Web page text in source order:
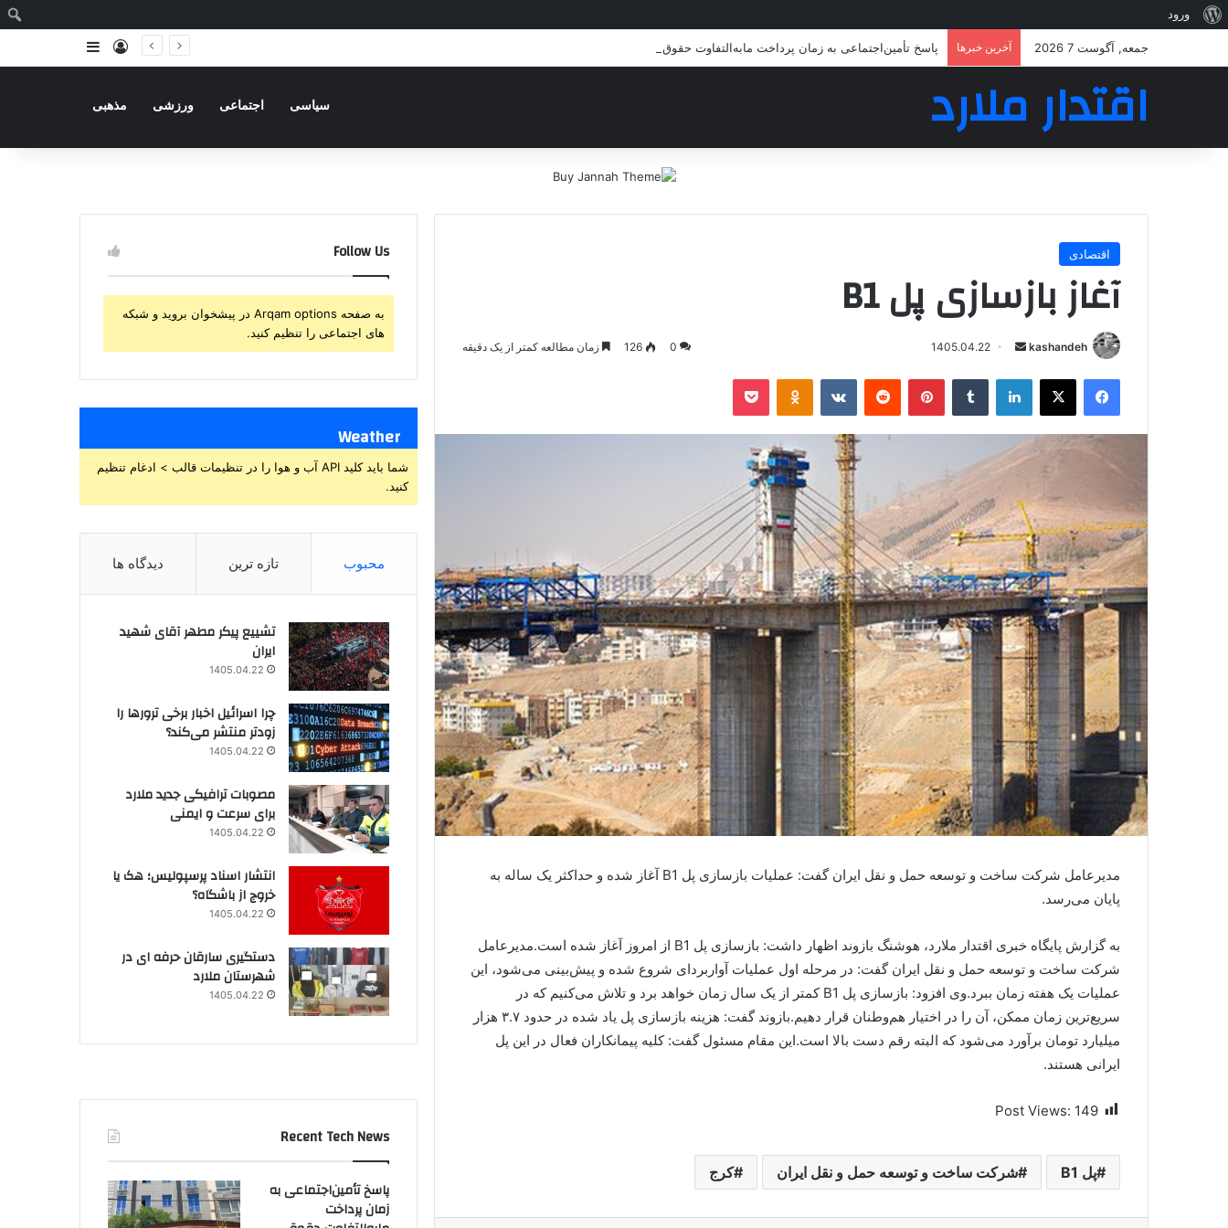
درباره
ورود
جمعه, آگوست 7 2026 آخرین خبرها پاسخ تأمین‌اجتماعی به زمان پرداخت مابه‌التفاوت حقوق بازنشستگان ورودسایدبار
اقتدار ملارد سیاسی اجتماعی ورزشی مذهبی
اقتصادی
آغاز بازسازی پل B1
kashandeh
ارسال
ایمیل
1405.04.22
0
126 زمان مطالعه کمتر از یک دقیقه
فیسبوکایکس لینکداین تامبلر پینتریستReddit
VKontakte
Odnoklassniki
پاکت
مدیرعامل شرکت ساخت و توسعه حمل و نقل ایران گفت: عملیات بازسازی پل B1 آغاز شده و حداکثر یک ساله به
پایان می‌رسد.
به گزارش پایگاه خبری اقتدار ملارد، هوشنگ بازوند اظهار داشت: بازسازی پل B1 از امروز آغاز شده است.مدیرعامل
شرکت ساخت و توسعه حمل و نقل ایران گفت: در مرحله اول عملیات آواربردای شروع شده و پیش‌بینی می‌شود، این
عملیات یک هفته زمان ببرد.وی افزود: بازسازی پل B1 کمتر از یک سال زمان خواهد برد و تلاش می‌کنیم که در
سریع‌ترین زمان ممکن، آن را در اختیار هم‌وطنان قرار دهیم.بازوند گفت: هزینه بازسازی پل یاد شده در حدود ۳.۷ هزار
میلیارد تومان برآورد می‌شود که البته رقم دست بالا است.این مقام مسئول گفت: کلیه پیمانکاران فعال در این پل
ایرانی هستند.
Post Views: 149
پل B1 شرکت ساخت و توسعه حمل و نقل ایران کرج
Follow Us
به صفحه Arqam options در پیشخوان بروید و شبکه
های اجتماعی را تنظیم کنید.
Weather
شما باید کلید API آب و هوا را در تنظیمات قالب > ادغام تنظیم
کنید.
محبوب تازه ترین دیدگاه ها
تشییع پیکر مطهر آقای شهید
ایران
1405.04.22
چرا اسرائیل اخبار برخی ترورها را
زودتر منتشر می‌کند؟
1405.04.22
مصوبات ترافیکی جدید ملارد
برای سرعت و ایمنی
1405.04.22
انتشار اسناد پرسپولیس؛ هک یا
خروج از باشگاه؟
1405.04.22
دستگیری سارقان حرفه ای در
شهرستان ملارد
1405.04.22
Recent Tech News
پاسخ تأمین‌اجتماعی به
زمان پرداخت